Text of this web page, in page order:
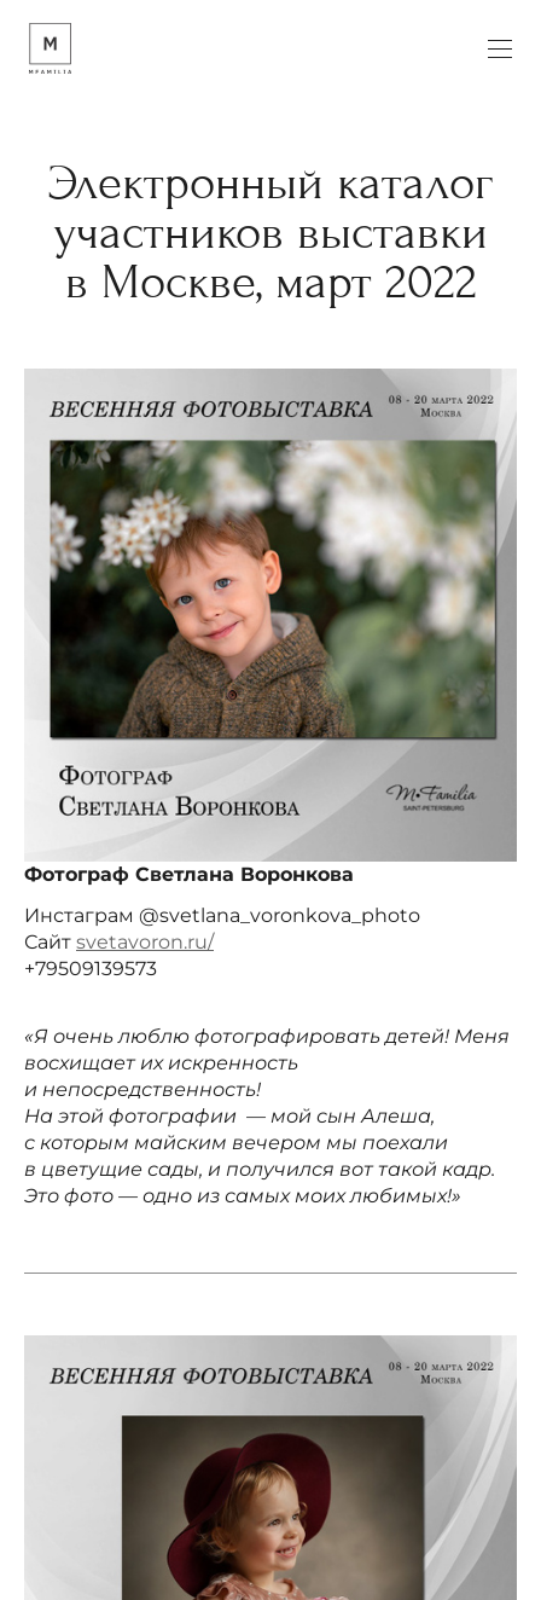
Электронный каталог
участников выставки
в Москве, март 2022
Фотограф Светлана Воронкова
Инстаграм @svetlana_voronkova_photo
Сайт svetavoron.ru/
+79509139573
«Я очень люблю фотографировать детей! Меня
восхищает их искренность
и непосредственность!
На этой фотографии — мой сын Алеша,
с которым майским вечером мы поехали
в цветущие сады, и получился вот такой кадр.
Это фото — одно из самых моих любимых!»